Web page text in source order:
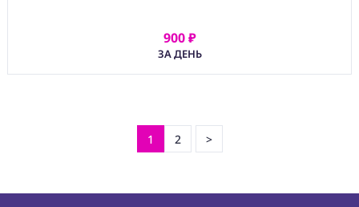
900 ₽
ЗА ДЕНЬ
АРЕНДОВАТЬ
1 2 >